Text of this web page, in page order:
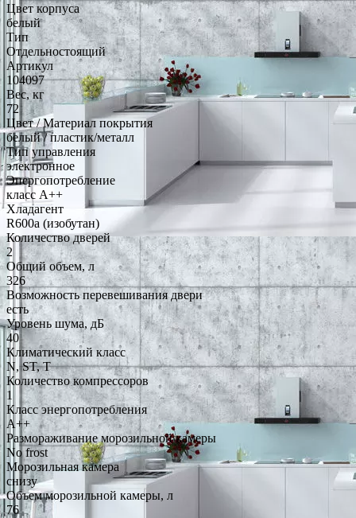
Цвет корпуса
белый
Тип
Отдельностоящий
Артикул
104097
Вес, кг
72
Цвет / Материал покрытия
белый / пластик/металл
Тип управления
электронное
Энергопотребление
класс A++
Хладагент
R600a (изобутан)
Количество дверей
2
Общий объем, л
326
Возможность перевешивания двери
есть
Уровень шума, дБ
40
Климатический класс
N, ST, T
Количество компрессоров
1
Класс энергопотребления
A++
Размораживание морозильной камеры
No frost
Морозильная камера
снизу
Объем морозильной камеры, л
76